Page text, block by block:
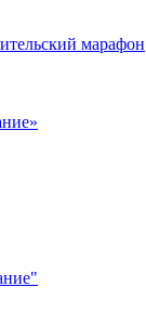
марафон